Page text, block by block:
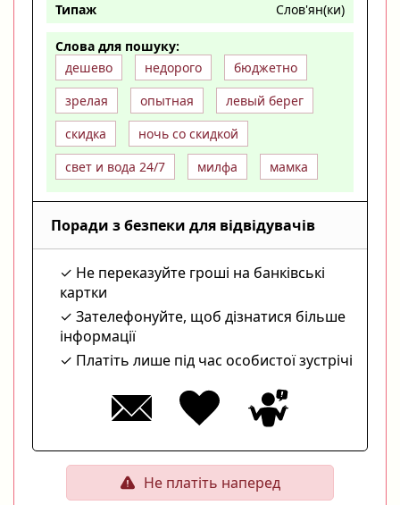
Типаж Слов'ян(ки)
Слова для пошуку:
дешево
недорого
бюджетно
зрелая
опытная
левый берег
скидка
ночь со скидкой
свет и вода 24/7
милфа мамка
Поради з безпеки для відвідувачів
Не переказуйте гроші на банківські
картки
Зателефонуйте, щоб дізнатися більше
інформації
Платіть лише під час особистої зустрічі
Не платіть наперед